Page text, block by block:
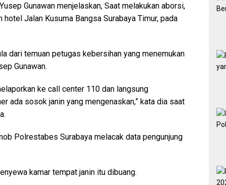
Gunawan menjelaskan, Saat melakukan aborsi,
Jalan Kusuma Bangsa Surabaya Timur, pada
dari temuan petugas kebersihan yang menemukan
Gunawan.
ke call center 110 dan langsung
ada sosok janin yang mengenaskan,” kata dia saat
Polrestabes Surabaya melacak data pengunjung
kamar tempat janin itu dibuang.